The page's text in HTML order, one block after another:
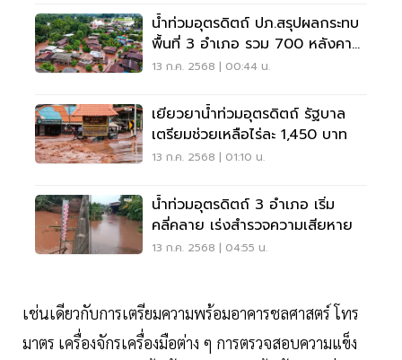
น้ำท่วมอุตรดิตถ์ ปภ.สรุปผลกระทบ
พื้นที่ 3 อำเภอ รวม 700 หลังคา
เรือน
13 ก.ค. 2568 | 00:44 น.
เยียวยาน้ำท่วมอุตรดิตถ์ รัฐบาล
เตรียมช่วยเหลือไร่ละ 1,450 บาท
13 ก.ค. 2568 | 01:10 น.
น้ำท่วมอุตรดิตถ์ 3 อำเภอ เริ่ม
คลี่คลาย เร่งสำรวจความเสียหาย
13 ก.ค. 2568 | 04:55 น.
เช่นเดียวกับการเตรียมความพร้อมอาคารชลศาสตร์ โทร
มาตร เครื่องจักรเครื่องมือต่าง ๆ การตรวจสอบความแข็ง